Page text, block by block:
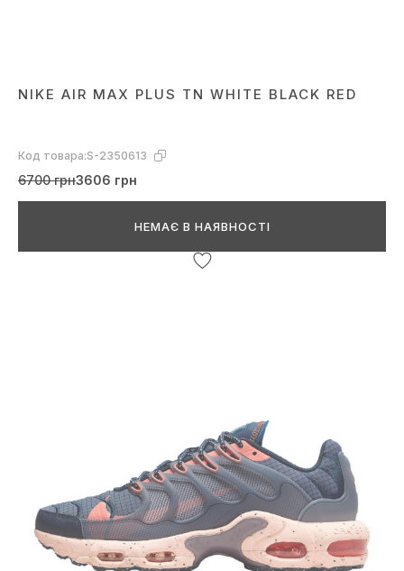
NIKE AIR MAX PLUS TN WHITE BLACK RED
Код товара:S-2350613
6700 грн3606 грн
НЕМАЄ В НАЯВНОСТІ